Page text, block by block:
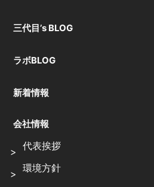
三代目’s BLOG
ラボBLOG
新着情報
会社情報
代表挨拶
環境方針